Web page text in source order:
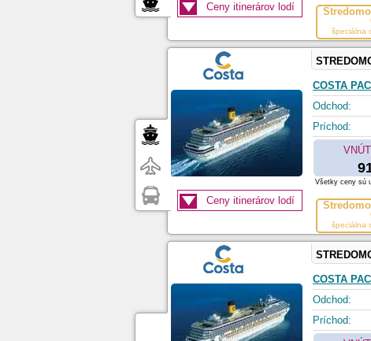
špeciálna
Ceny itinerárov lodí
COSTA
Odchod:
Príchod:
špeciálna
Ceny itinerárov lodí
Všetky ceny sú
COSTA
Odchod:
Príchod: